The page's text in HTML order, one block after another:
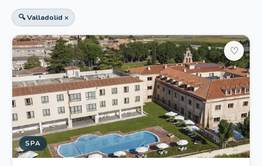
🔍 Valladolid ×
SPA
♡